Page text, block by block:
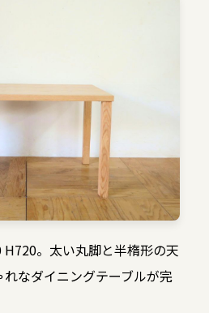
。太い丸脚と半楕形の天
なダイニングテーブルが完